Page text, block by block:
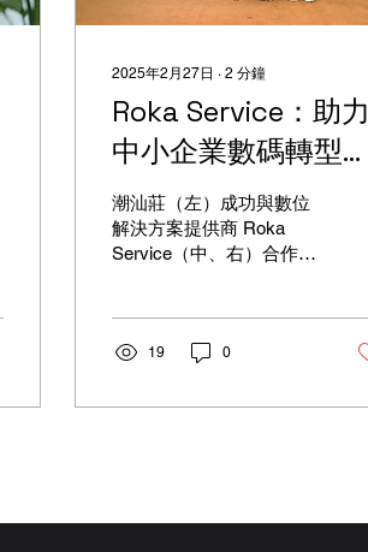
2025年2月27日 ∙ 2 分鐘
Roka Service：助力
中小企業數碼轉型，
提升競爭力！
潮汕莊（左）成功與數位
解決方案提供商 Roka
Service（中、右）合作，
企業的競爭力離不開科技
支援先導計劃」
19 0